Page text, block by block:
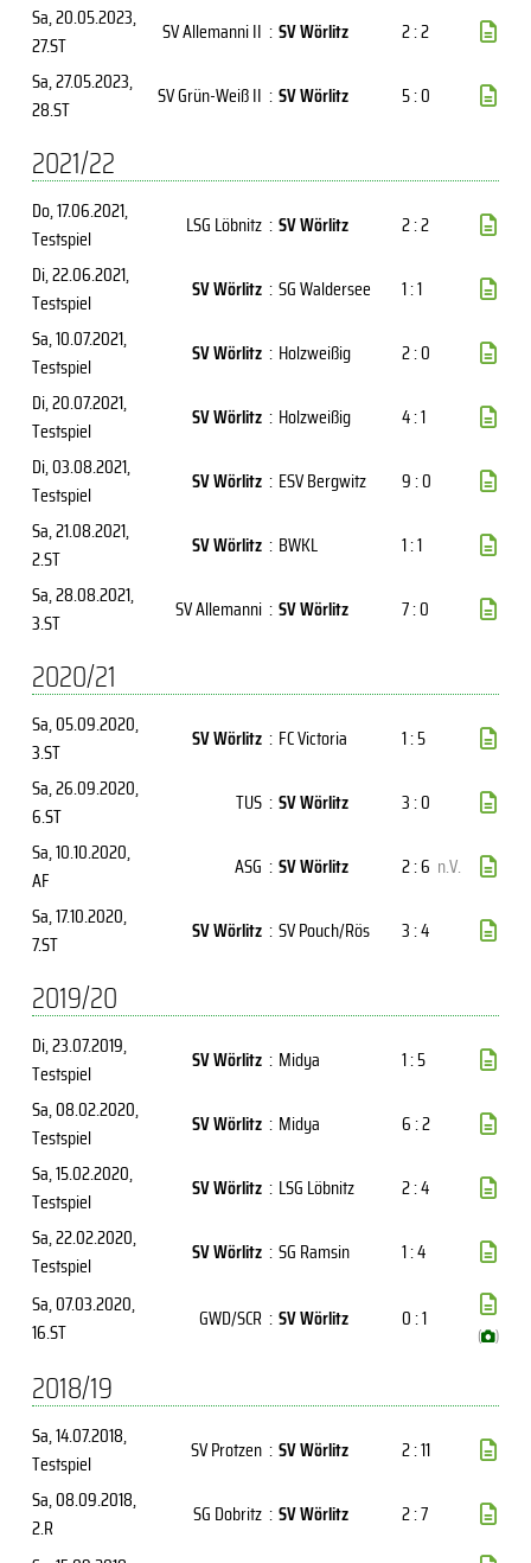
Sa, 20.05.2023,
27.ST
SV Allemanni II : SV Wörlitz
2 : 2
Sa, 27.05.2023,
28.ST
SV Grün-Weiß II : SV Wörlitz 5 : 0
2021/22
Do, 17.06.2021,
Testspiel
LSG Löbnitz : SV Wörlitz
2 : 2
Di, 22.06.2021,
Testspiel
SV Wörlitz : SG Waldersee
1 : 1
Sa, 10.07.2021,
Testspiel
SV Wörlitz : Holzweißig
2 : 0
Di, 20.07.2021,
Testspiel
SV Wörlitz : Holzweißig
4 : 1
Di, 03.08.2021,
Testspiel
SV Wörlitz : ESV Bergwitz
9 : 0
Sa, 21.08.2021,
2.ST
SV Wörlitz : BWKL
1 : 1
Sa, 28.08.2021,
3.ST
SV Allemanni : SV Wörlitz 7 : 0
2020/21
Sa, 05.09.2020,
3.ST
SV Wörlitz : FC Victoria
1 : 5
Sa, 26.09.2020,
6.ST
TUS : SV Wörlitz
3 : 0
Sa, 10.10.2020,
AF
ASG : SV Wörlitz 2 : 6 n.V.
Sa, 17.10.2020,
7.ST
SV Wörlitz : SV Pouch/Rös 3 : 4
2019/20
Di, 23.07.2019,
Testspiel
SV Wörlitz : Midya
1 : 5
Sa, 08.02.2020,
Testspiel
SV Wörlitz : Midya
6 : 2
Sa, 15.02.2020,
Testspiel
SV Wörlitz : LSG Löbnitz
2 : 4
Sa, 22.02.2020,
Testspiel
SV Wörlitz : SG Ramsin
1 : 4
Sa, 07.03.2020,
16.ST
GWD/SCR : SV Wörlitz 0 : 1
( )
2018/19
Sa, 14.07.2018,
Testspiel
SV Protzen : SV Wörlitz
2 : 11
Sa, 08.09.2018,
2.R
SG Dobritz : SV Wörlitz
2 : 7